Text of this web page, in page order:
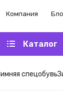
Компания
Каталог
спецобувь